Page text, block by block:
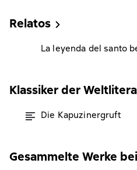
Relatos
La leyenda del santo
Klassiker der
Die Kapuzinergruft
Gesammelte Werke